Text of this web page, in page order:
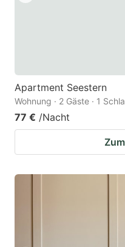
Apartment Seestern
Wohnung · 2 Gäste · 1
77 € /Nacht